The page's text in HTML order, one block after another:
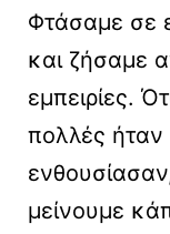
Φτάσαμε σε
και ζήσαμε
εμπειρίες.
πολλές ήταν
μείνουμε